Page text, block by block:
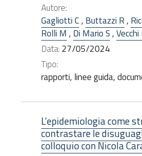
Autore:
Gagliotti C, Buttazzi R,
Rolli M , Di Mario S,Vecchi
Data: 27/05/2024
Tipo:
rapporti, linee guida,
L’epidemiologia come
contrastare le
colloquio con Nicola